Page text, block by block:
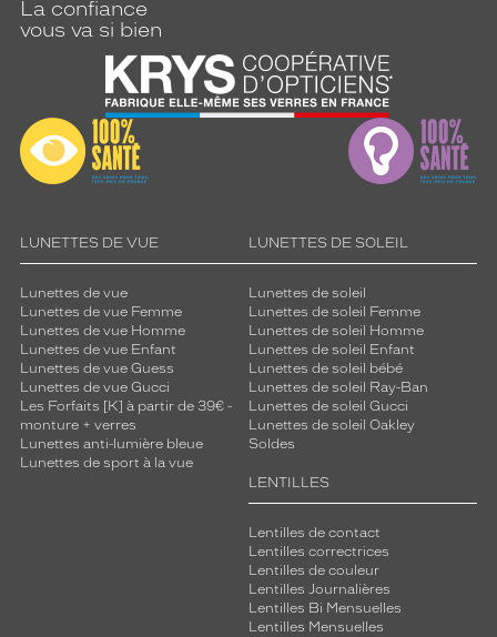
La confiance
vous va si bien
LUNETTES DE VUE
Lunettes de vue
Lunettes de vue Femme
Lunettes de vue Homme
Lunettes de vue Enfant
Lunettes de vue Guess
Lunettes de vue Gucci
Les Forfaits [K] à partir de 39€ -
monture + verres
Lunettes anti-lumière bleue
Lunettes de sport à la vue
LUNETTES DE SOLEIL
Lunettes de soleil
Lunettes de soleil Femme
Lunettes de soleil Homme
Lunettes de soleil Enfant
Lunettes de soleil bébé
Lunettes de soleil Ray-Ban
Lunettes de soleil Gucci
Lunettes de soleil Oakley
Soldes
LENTILLES
Lentilles de contact
Lentilles correctrices
Lentilles de couleur
Lentilles Journalières
Lentilles Bi Mensuelles
Lentilles Mensuelles